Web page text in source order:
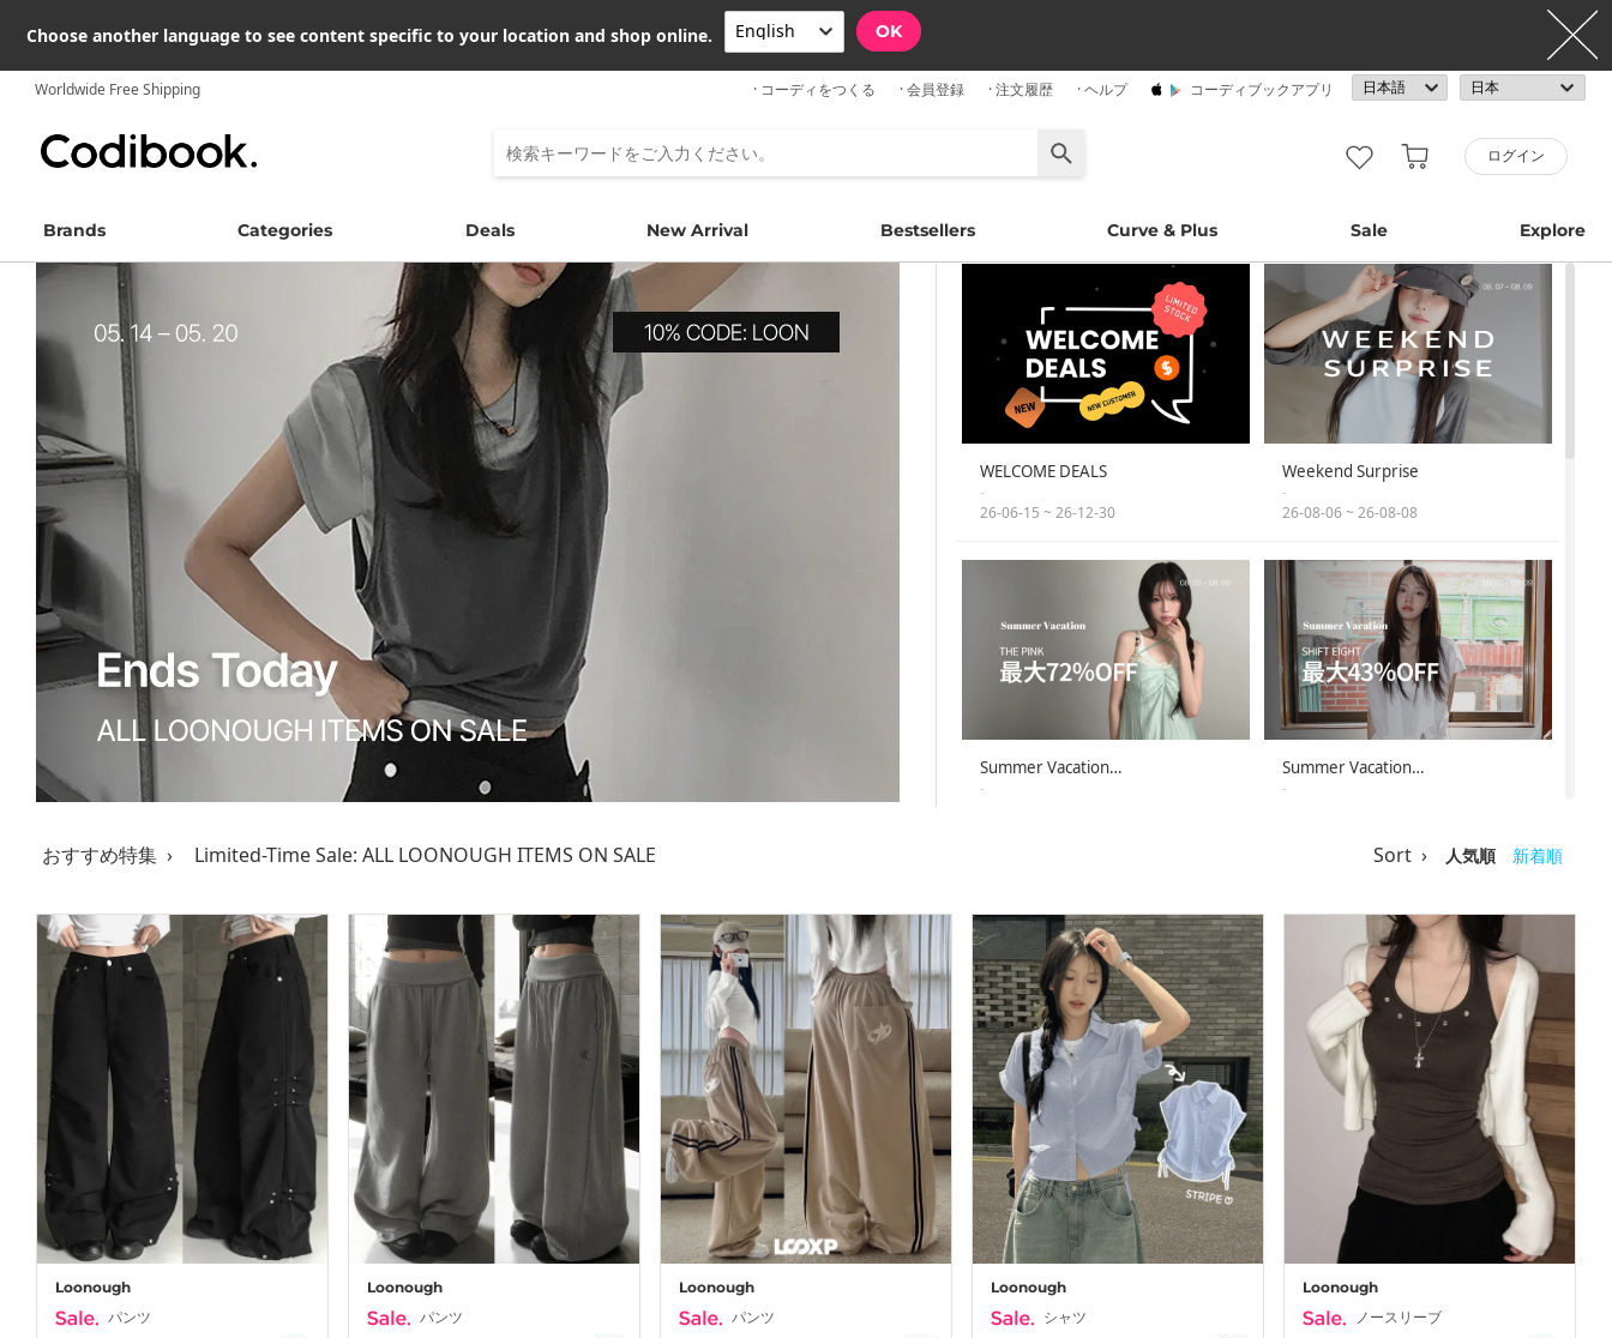
Choose another language to see content specific to your location and shop online. OK
Worldwide Free Shipping · コーディをつくる · 会員登録 · 注文履歴 · ヘルプ コーディブックアプリ
ログイン
Brands Categories Deals New Arrival Bestsellers Curve & Plus Sale Explore
WELCOME DEALS
-
26-06-15 ~ 26-12-30
Weekend Surprise
-
26-08-06 ~ 26-08-08
Summer Vacation…
-
Summer Vacation…
-
Summer Vacation…
-
26-08-02 ~ 26-08-08
Summer Vacation…
26-08-02 ~ 26-08-08
おすすめ特集 › Limited-Time Sale: ALL LOONOUGH ITEMS ON SALE Sort › 人気順 新着順
Loonough
パンツ
Loonough
パンツ
Loonough
パンツ
Loonough
シャツ
Loonough
ノースリーブ